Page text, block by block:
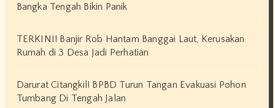
Bangka Tengah Bikin Panik
TERKINI! Banjir Rob Hantam Banggai Laut, Kerusakan
Rumah di 3 Desa Jadi Perhatian
Darurat Citangkil! BPBD Turun Tangan Evakuasi Pohon
Tumbang Di Tengah Jalan